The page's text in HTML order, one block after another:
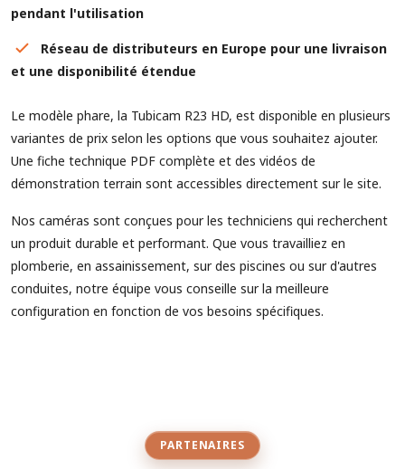
pendant l'utilisation
Réseau de distributeurs en Europe pour une livraison
et une disponibilité étendue
Le modèle phare, la Tubicam R23 HD, est disponible en plusieurs
variantes de prix selon les options que vous souhaitez ajouter.
Une fiche technique PDF complète et des vidéos de
démonstration terrain sont accessibles directement sur le site.
Nos caméras sont conçues pour les techniciens qui recherchent
un produit durable et performant. Que vous travailliez en
plomberie, en assainissement, sur des piscines ou sur d'autres
conduites, notre équipe vous conseille sur la meilleure
configuration en fonction de vos besoins spécifiques.
PARTENAIRES